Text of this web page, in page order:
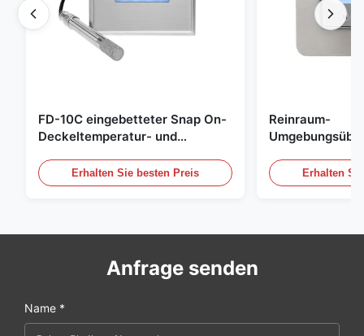
FD-10C eingebetteter Snap On-
Deckeltemperatur- und
Edelstahlmonitor
Erhalten Sie besten Preis
Reinraum-
20mA/RS485
Erhalten
Anfrage senden
Name *